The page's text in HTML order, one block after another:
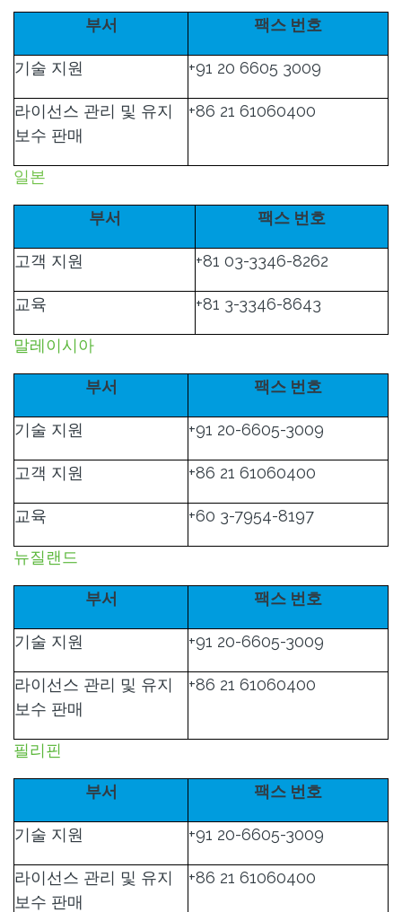
부서 팩스 번호
기술 지원 +91 20 6605 3009
라이선스 관리 및 유지
보수 판매
+86 21 61060400
일본
부서 팩스 번호
고객 지원 +81 03-3346-8262
교육 +81 3-3346-8643
말레이시아
부서 팩스 번호
기술 지원 +91 20-6605-3009
고객 지원 +86 21 61060400
교육 +60 3-7954-8197
뉴질랜드
부서 팩스 번호
기술 지원 +91 20-6605-3009
라이선스 관리 및 유지
보수 판매
+86 21 61060400
필리핀
부서 팩스 번호
기술 지원 +91 20-6605-3009
라이선스 관리 및 유지
보수 판매
+86 21 61060400